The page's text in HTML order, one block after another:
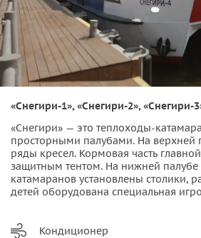
«Снегири-1», «Снегири-2», «Снегири-
«Снегири» — это теплоходы-
просторными палубами. На верхней
ряды кресел. Кормовая часть
защитным тентом. На нижней палубе
катамаранов установлены столики,
детей оборудована специальная
Кондиционер